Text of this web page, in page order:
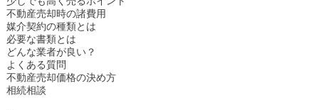
不動産売却時の諸費用
媒介契約の種類とは
必要な書類とは
どんな業者が良い？
よくある質問
不動産売却価格の決め方
相続相談